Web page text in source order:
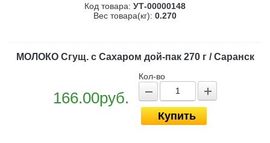
Код товара: УТ-00000148
Вес товара(кг): 0.270
МОЛОКО Сгущ. с Сахаром дой-пак 270 г / Саранск
166.00руб.
Кол-во
Купить